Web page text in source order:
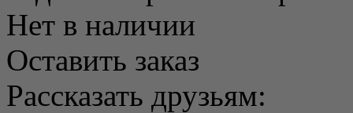
Нет в наличии
Оставить заказ
Рассказать друзьям: